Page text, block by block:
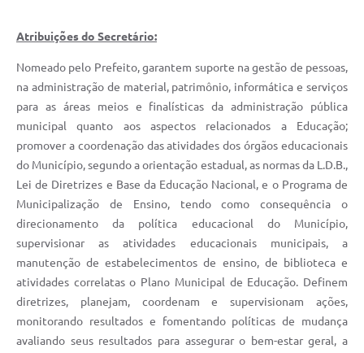
Telefones Úteis
Transparência
Jornal
SIC
Diário Oficial
Contato
Atribuições do Secretário:
Nomeado pelo Prefeito, garantem suporte na gestão de pessoas,
na administração de material, patrimônio, informática e serviços
para as áreas meios e finalísticas da administração pública
municipal quanto aos aspectos relacionados a Educação;
promover a coordenação das atividades dos órgãos educacionais
do Município, segundo a orientação estadual, as normas da L.D.B.,
Lei de Diretrizes e Base da Educação Nacional, e o Programa de
Municipalização de Ensino, tendo como consequência o
direcionamento da política educacional do Município,
supervisionar as atividades educacionais municipais, a
manutenção de estabelecimentos de ensino, de biblioteca e
atividades correlatas o Plano Municipal de Educação. Definem
diretrizes, planejam, coordenam e supervisionam ações,
monitorando resultados e fomentando políticas de mudança
avaliando seus resultados para assegurar o bem-estar geral, a